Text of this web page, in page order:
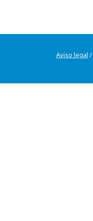
Aviso legal /